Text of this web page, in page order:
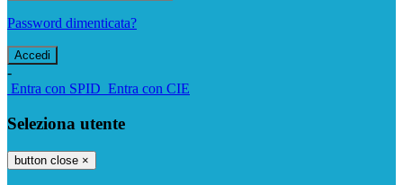
Password dimenticata?
-
Entra con SPID Entra con CIE
Seleziona utente
button close ×